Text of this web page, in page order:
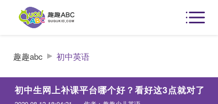
趣趣abc 初中英语
初中生网上补课平台哪个好？看好这3点就对了